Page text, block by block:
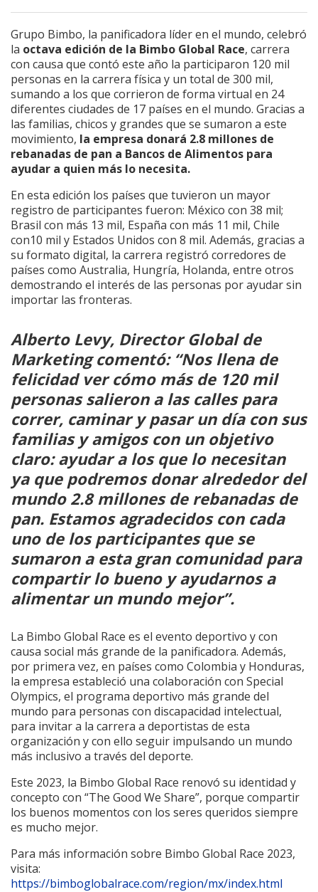
Grupo Bimbo, la panificadora líder en el mundo, celebró
la octava edición de la Bimbo Global Race, carrera
con causa que contó este año la participaron 120 mil
personas en la carrera física y un total de 300 mil,
sumando a los que corrieron de forma virtual en 24
diferentes ciudades de 17 países en el mundo. Gracias a
las familias, chicos y grandes que se sumaron a este
movimiento, la empresa donará 2.8 millones de
rebanadas de pan a Bancos de Alimentos para
ayudar a quien más lo necesita.
En esta edición los países que tuvieron un mayor
registro de participantes fueron: México con 38 mil;
Brasil con más 13 mil, España con más 11 mil, Chile
con10 mil y Estados Unidos con 8 mil. Además, gracias a
su formato digital, la carrera registró corredores de
países como Australia, Hungría, Holanda, entre otros
demostrando el interés de las personas por ayudar sin
importar las fronteras.
Alberto Levy, Director Global de
Marketing comentó: “Nos llena de
felicidad ver cómo más de 120 mil
personas salieron a las calles para
correr, caminar y pasar un día con sus
familias y amigos con un objetivo
claro: ayudar a los que lo necesitan
ya que podremos donar alrededor del
mundo 2.8 millones de rebanadas de
pan. Estamos agradecidos con cada
uno de los participantes que se
sumaron a esta gran comunidad para
compartir lo bueno y ayudarnos a
alimentar un mundo mejor”.
La Bimbo Global Race es el evento deportivo y con
causa social más grande de la panificadora. Además,
por primera vez, en países como Colombia y Honduras,
la empresa estableció una colaboración con Special
Olympics, el programa deportivo más grande del
mundo para personas con discapacidad intelectual,
para invitar a la carrera a deportistas de esta
organización y con ello seguir impulsando un mundo
más inclusivo a través del deporte.
Este 2023, la Bimbo Global Race renovó su identidad y
concepto con “The Good We Share”, porque compartir
los buenos momentos con los seres queridos siempre
es mucho mejor.
Para más información sobre Bimbo Global Race 2023,
visita:
https://bimboglobalrace.com/region/mx/index.html